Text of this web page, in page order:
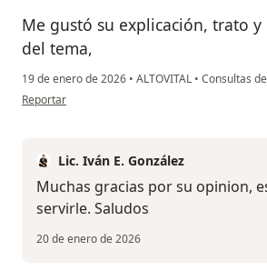
Me gustó su explicación, trato
del tema,
19 de enero de 2026 • ALTOVITAL • Consultas
en opinión del usuario Raul Bustamante
Reportar
Lic. Iván E. González
Muchas gracias por su opinion,
servirle. Saludos
20 de enero de 2026